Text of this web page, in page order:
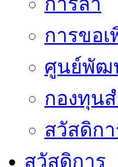
การขอ
ศูนย์พัฒ
กองทุน
สวัสดิก
สวัสดิการ